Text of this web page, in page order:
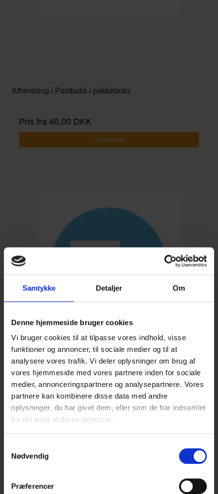
Samtykke Detaljer Om
Denne hjemmeside bruger cookies
Vi bruger cookies til at tilpasse vores indhold, visse
funktioner og annoncer, til sociale medier og til at
analysere vores trafik. Vi deler oplysninger om brug af
vores hjemmeside med vores partnere inden for sociale
medier, annonceringspartnere og analysepartnere. Vores
partnere kan kombinere disse data med andre
oplysninger, du har givet dem, eller som de har indsamlet
fra din brug af deres tjenester.
Nødvendig
Præferencer
Afhentning i Postbutik / pakkeboks
Pris fra 48,00 DKK
Vis produkt
Pakke med omdeling.